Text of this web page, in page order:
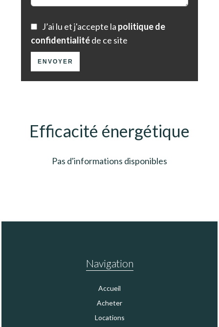
J’ai lu et j'accepte la politique de
confidentialitéde ce site
ENVOYER
Efficacité énergétique
Pas d'informations disponibles
Navigation
Accueil
Acheter
Locations